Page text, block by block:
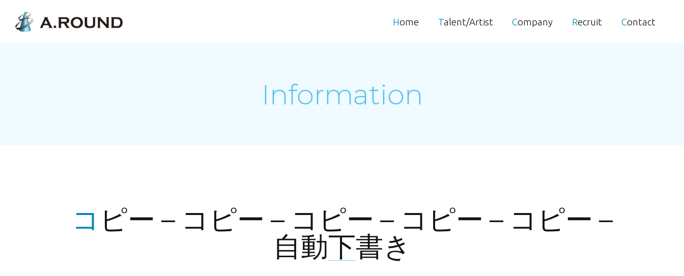
Home Talent/Artist Company Recruit Contact
Information
コピー – コピー – コピー – コピー – コピー –
自動下書き